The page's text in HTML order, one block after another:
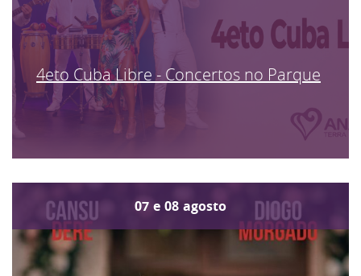
4eto Cuba Libre - Concertos no Parque
07 e 08 agosto